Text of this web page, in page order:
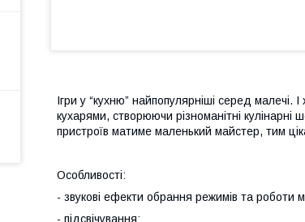
Ігри у “кухню” найпопулярніші серед
кухарями, створюючи різноманітні
пристроїв матиме маленький майстер, тим
Особливості:
- звукові ефекти обрання режимів та роботи
- підсвічування;